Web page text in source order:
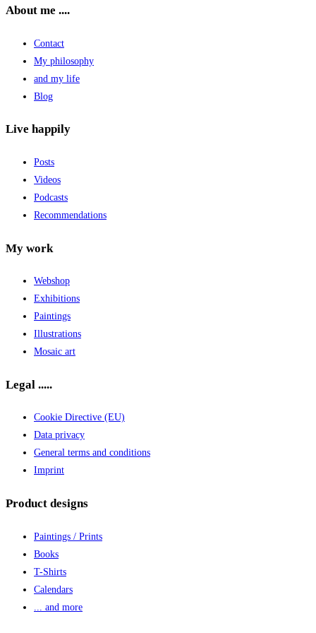
About me ....
Contact
My philosophy
and my life
Blog
Live happily
Posts
Videos
Podcasts
Recommendations
My work
Webshop
Exhibitions
Paintings
Illustrations
Mosaic art
Legal .....
Cookie Directive (EU)
Data privacy
General terms and conditions
Imprint
Product designs
Paintings / Prints
Books
T-Shirts
Calendars
... and more